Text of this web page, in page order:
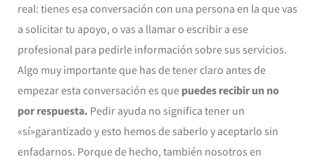
real: tienes esa conversación con una persona en la que vas
a solicitar tu apoyo, o vas a llamar o escribir a ese
profesional para pedirle información sobre sus servicios.
Algo muy importante que has de tener claro antes de
empezar esta conversación es que puedes recibir un no
por respuesta. Pedir ayuda no significa tener un
«sí»garantizado y esto hemos de saberlo y aceptarlo sin
enfadarnos. Porque de hecho, también nosotros en